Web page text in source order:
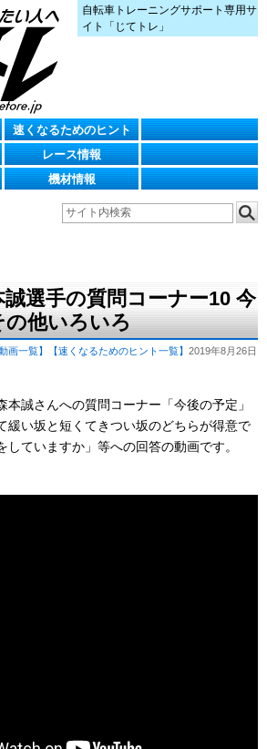
自転車トレーニングサポート専用サ
イト「じてトレ」
速くなるためのヒント
レース情報
機材情報
選手の質問コーナー10 今
の他いろいろ
画一覧】 【速くなるためのヒント一覧】 2019年8月26日
本誠さんへの質問コーナー「今後の予定」
緩い坂と短くてきつい坂のどちらが得意で
ていますか」等への回答の動画です。